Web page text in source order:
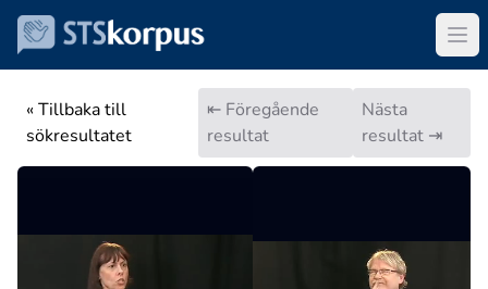
« Tillbaka till
sökresultatet
⇤ Föregående
resultat
Nästa
resultat ⇥